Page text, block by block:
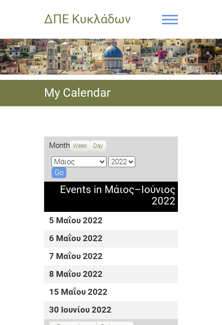
ΔΠΕ Κυκλάδων
My Calendar
Month Week Day
M
o
n
Y
a
r
Events in Μάιος–Ιούνιος
2022
5 Μαΐου 2022
6 Μαΐου 2022
7 Μαΐου 2022
8 Μαΐου 2022
15 Μαΐου 2022
30 Ιουνίου 2022